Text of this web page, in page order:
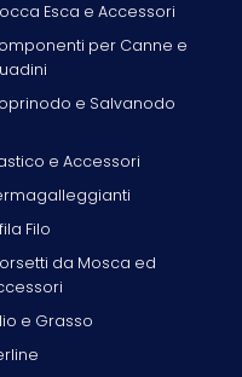
Esca e Accessori
per Canne e
e Salvanodo
e Accessori
Filo
da Mosca ed
e Grasso